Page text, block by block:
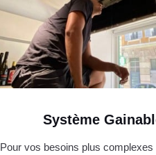
Système
Pour vos besoins plus complexes